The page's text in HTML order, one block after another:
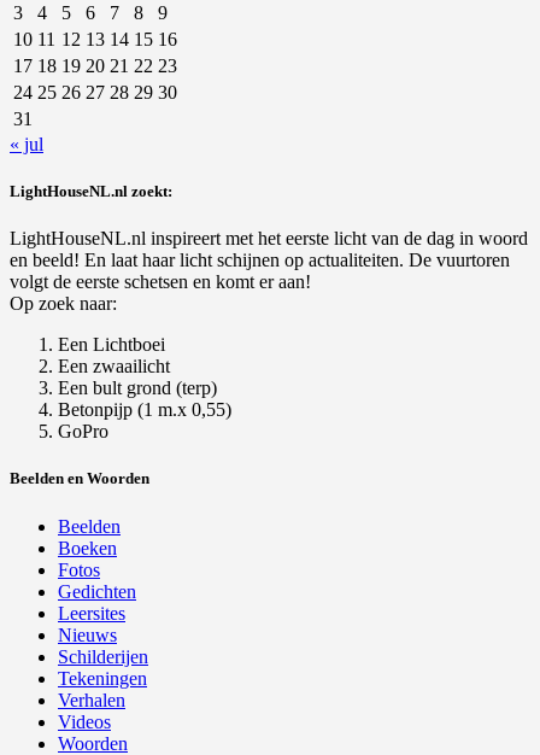
3 4 5 6 7 8
9
10 11 12 13 14 15 16
17 18 19 20 21 22 23
24 25 26 27 28 29 30
31
« jul
LightHouseNL.nl zoekt:
LightHouseNL.nl inspireert met het eerste licht van de dag in woord
en beeld! En laat haar licht schijnen op actualiteiten. De vuurtoren
volgt de eerste schetsen en komt er aan!
Op zoek naar:
Een Lichtboei
Een zwaailicht
Een bult grond (terp)
Betonpijp (1 m.x 0,55)
GoPro
Beelden en Woorden
Beelden
Boeken
Fotos
Gedichten
Leersites
Nieuws
Schilderijen
Tekeningen
Verhalen
Videos
Woorden